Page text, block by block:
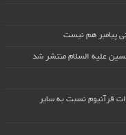
پیامبر هم نیست
علیه السلام منتشر شد
قرآنیوم نسبت به سایر